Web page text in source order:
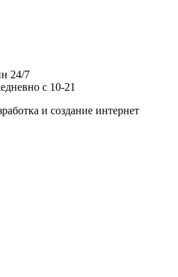
24/7
с 10-21
и создание интернет